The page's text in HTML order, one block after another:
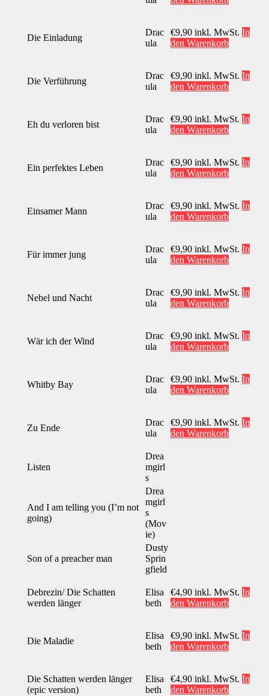
Die Einladung
Drac
ula
€9,90 inkl. MwSt. In
den Warenkorb
Die Verführung
Drac
ula
€9,90 inkl. MwSt. In
den Warenkorb
Eh du verloren bist
Drac
ula
€9,90 inkl. MwSt. In
den Warenkorb
Ein perfektes Leben
Drac
ula
€9,90 inkl. MwSt. In
den Warenkorb
Einsamer Mann
Drac
ula
€9,90 inkl. MwSt. In
den Warenkorb
Für immer jung
Drac
ula
€9,90 inkl. MwSt. In
den Warenkorb
Nebel und Nacht
Drac
ula
€9,90 inkl. MwSt. In
den Warenkorb
Wär ich der Wind
Drac
ula
€9,90 inkl. MwSt. In
den Warenkorb
Whitby Bay
Drac
ula
€9,90 inkl. MwSt. In
den Warenkorb
Zu Ende
Drac
ula
€9,90 inkl. MwSt. In
den Warenkorb
Listen
Drea
mgirl
s
And I am telling you (I’m not
going)
Drea
mgirl
s
(Mov
ie)
Son of a preacher man
Dusty
Sprin
gfield
Debrezin/ Die Schatten
werden länger
Elisa
beth
€4,90 inkl. MwSt. In
den Warenkorb
Die Maladie
Elisa
beth
€9,90 inkl. MwSt. In
den Warenkorb
Die Schatten werden länger
(epic version)
Elisa
beth
€4,90 inkl. MwSt. In
den Warenkorb